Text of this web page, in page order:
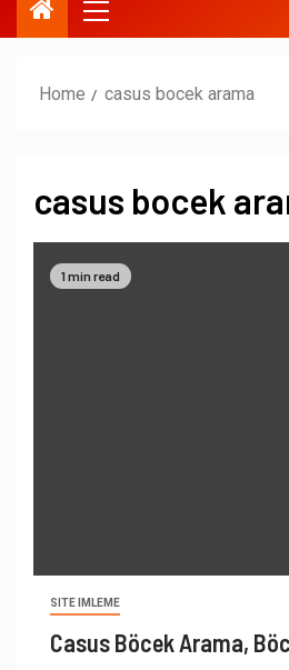
Home casus bocek arama
casus bocek
1 min read
SITE IMLEME
Casus Böcek Arama,